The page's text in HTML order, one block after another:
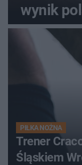
wynik
PIŁKA NOŻNA
Trener
Śląskiem